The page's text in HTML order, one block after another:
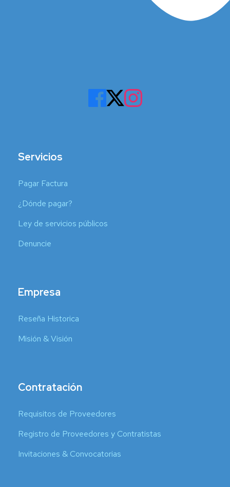
Servicios
Pagar Factura
¿Dónde pagar?
Ley de servicios públicos
Denuncie
Empresa
Reseña Historica
Misión & Visión
Contratación
Requisitos de Proveedores
Registro de Proveedores y Contratistas
Invitaciones & Convocatorias